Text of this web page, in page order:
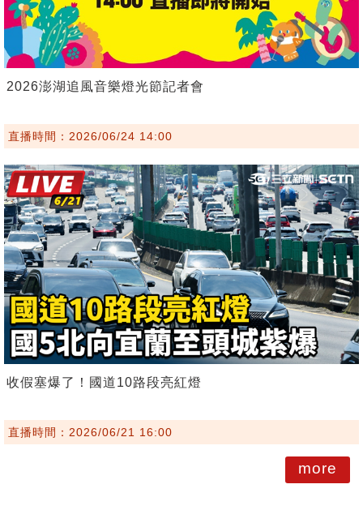
2026澎湖追風音樂燈光節記者會
直播時間：2026/06/24 14:00
收假塞爆了！國道10路段亮紅燈
直播時間：2026/06/21 16:00
more